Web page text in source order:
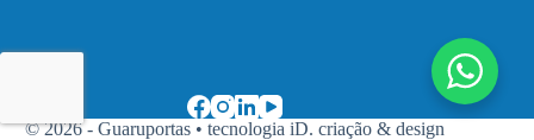
© 2026 - Guaruportas •tecnologia iD. criação & design